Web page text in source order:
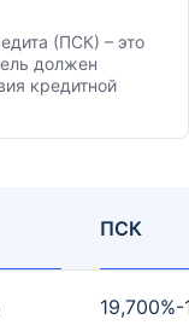
(ПСК) – это
должен
кредитной
ПСК